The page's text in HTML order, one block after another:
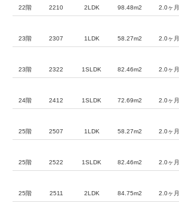
22階 2210 2LDK 98.48m2 2.0ヶ月
23階 2307 1LDK 58.27m2 2.0ヶ月
23階 2322 1SLDK 82.46m2 2.0ヶ月
24階 2412 1SLDK 72.69m2 2.0ヶ月
25階 2507 1LDK 58.27m2 2.0ヶ月
25階 2522 1SLDK 82.46m2 2.0ヶ月
25階 2511 2LDK 84.75m2 2.0ヶ月